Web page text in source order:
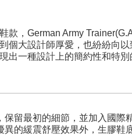
款，German Army
個大設計師厚愛，也紛紛向
出一種設計上的簡約性和特別
留最初的細節，並加入國
的緩震舒壓效果外，生膠鞋